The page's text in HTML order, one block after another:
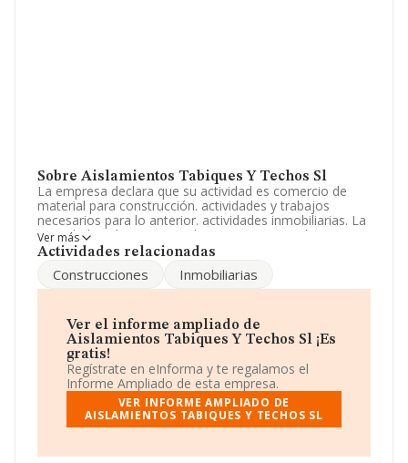
Sobre Aislamientos Tabiques Y Techos Sl
La empresa declara que su actividad es comercio de
material para construcción. actividades y trabajos
necesarios para lo anterior. actividades inmobiliarias. La
sociedad está inscrita en el Registro Mercantil como
Sociedad Limitada. La actividad de referencia CNAE
sociedad no tiene actividad en mercados exteriores.
con CIF B50864800, está situada en Calle Sabina Pg
Malpica Alfinden núm. 81, (50171), La Puebla De
Alfinden, Zaragoza, Aragón.
Con los datos a disposición de INFORMA sobre 20.345
empresas pertenecientes al sector, la facturación en el
ámbito nacional alcanza los 21.890 millones de euros y
se estima que el promedio de la facturación entre todas
información de la provincia de Zaragoza, en la base de
Ver más
Actividades relacionadas
Construcciones Inmobiliarias
Ver el informe ampliado de
Aislamientos Tabiques Y Techos Sl ¡Es
gratis!
Regístrate en eInforma y te regalamos el
Informe Ampliado de esta empresa.
VER INFORME AMPLIADO DE
AISLAMIENTOS TABIQUES Y TECHOS SL